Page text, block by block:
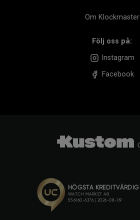
Om Klockmaster
Följ oss på:
Instagram
Facebook